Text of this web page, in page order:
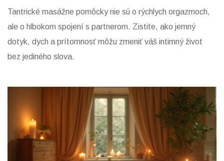
Tantrické masážne pomôcky nie sú o rýchlych orgazmoch,
ale o hlbokom spojení s partnerom. Zistite, ako jemný
dotyk, dych a prítomnosť môžu zmeniť váš intimný život
bez jediného slova.